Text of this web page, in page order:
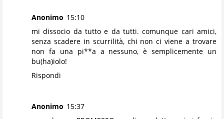
Anonimo 15:10
mi dissocio da tutto e da tutti. comunque cari amici,
senza scadere in scurrilità, chi non ci viene a trovare
non fa una pi**a a nessuno, è semplicemente un
bu(ha)iolo!
Rispondi
Anonimo 15:37